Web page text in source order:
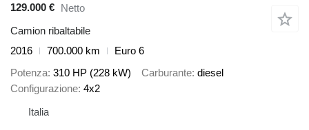
129.000 € Netto
Camion ribaltabile
2016
700.000 km
Euro 6
Potenza 310 HP (228 kW) Carburante diesel
Configurazione 4x2
Italia